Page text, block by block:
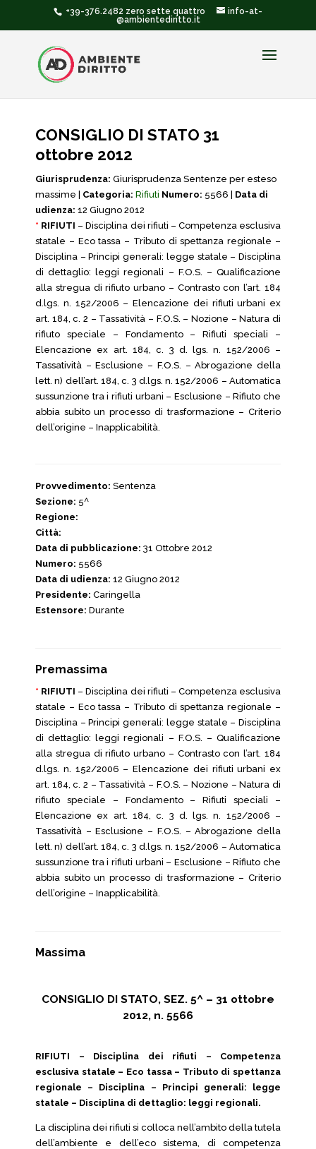
+39-376.2482 zero sette quattro
info-at-
@ambientediritto.it
CONSIGLIO DI STATO 31
ottobre 2012
Giurisprudenza: Giurisprudenza Sentenze per esteso
massime | Categoria: Rifiuti Numero: 5566 | Data di
udienza: 12 Giugno 2012
* RIFIUTI – Disciplina dei rifiuti – Competenza esclusiva
statale – Eco tassa – Tributo di spettanza regionale –
Disciplina – Principi generali: legge statale – Disciplina
di dettaglio: leggi regionali – F.O.S. – Qualificazione
alla stregua di rifiuto urbano – Contrasto con l’art. 184
d.lgs. n. 152/2006 – Elencazione dei rifiuti urbani ex
art. 184, c. 2 – Tassatività – F.O.S. – Nozione – Natura di
rifiuto speciale – Fondamento – Rifiuti speciali –
Elencazione ex art. 184, c. 3 d. lgs. n. 152/2006 –
Tassatività – Esclusione – F.O.S. – Abrogazione della
lett. n) dell’art. 184, c. 3 d.lgs. n. 152/2006 – Automatica
sussunzione tra i rifiuti urbani – Esclusione – Rifiuto che
abbia subito un processo di trasformazione – Criterio
dell’origine – Inapplicabilità.
Provvedimento: Sentenza
Sezione: 5^
Regione:
Città:
Data di pubblicazione: 31 Ottobre 2012
Numero: 5566
Data di udienza: 12 Giugno 2012
Presidente: Caringella
Estensore: Durante
Premassima
* RIFIUTI – Disciplina dei rifiuti – Competenza esclusiva
statale – Eco tassa – Tributo di spettanza regionale –
Disciplina – Principi generali: legge statale – Disciplina
di dettaglio: leggi regionali – F.O.S. – Qualificazione
alla stregua di rifiuto urbano – Contrasto con l’art. 184
d.lgs. n. 152/2006 – Elencazione dei rifiuti urbani ex
art. 184, c. 2 – Tassatività – F.O.S. – Nozione – Natura di
rifiuto speciale – Fondamento – Rifiuti speciali –
Elencazione ex art. 184, c. 3 d. lgs. n. 152/2006 –
Tassatività – Esclusione – F.O.S. – Abrogazione della
lett. n) dell’art. 184, c. 3 d.lgs. n. 152/2006 – Automatica
sussunzione tra i rifiuti urbani – Esclusione – Rifiuto che
abbia subito un processo di trasformazione – Criterio
dell’origine – Inapplicabilità.
Massima
CONSIGLIO DI STATO, SEZ. 5^ – 31 ottobre
2012, n. 5566
RIFIUTI – Disciplina dei rifiuti – Competenza
esclusiva statale – Eco tassa – Tributo di spettanza
regionale – Disciplina – Principi generali: legge
statale – Disciplina di dettaglio: leggi regionali.
La disciplina dei rifiuti si colloca nell’ambito della tutela
dell’ambiente e dell’eco sistema, di competenza